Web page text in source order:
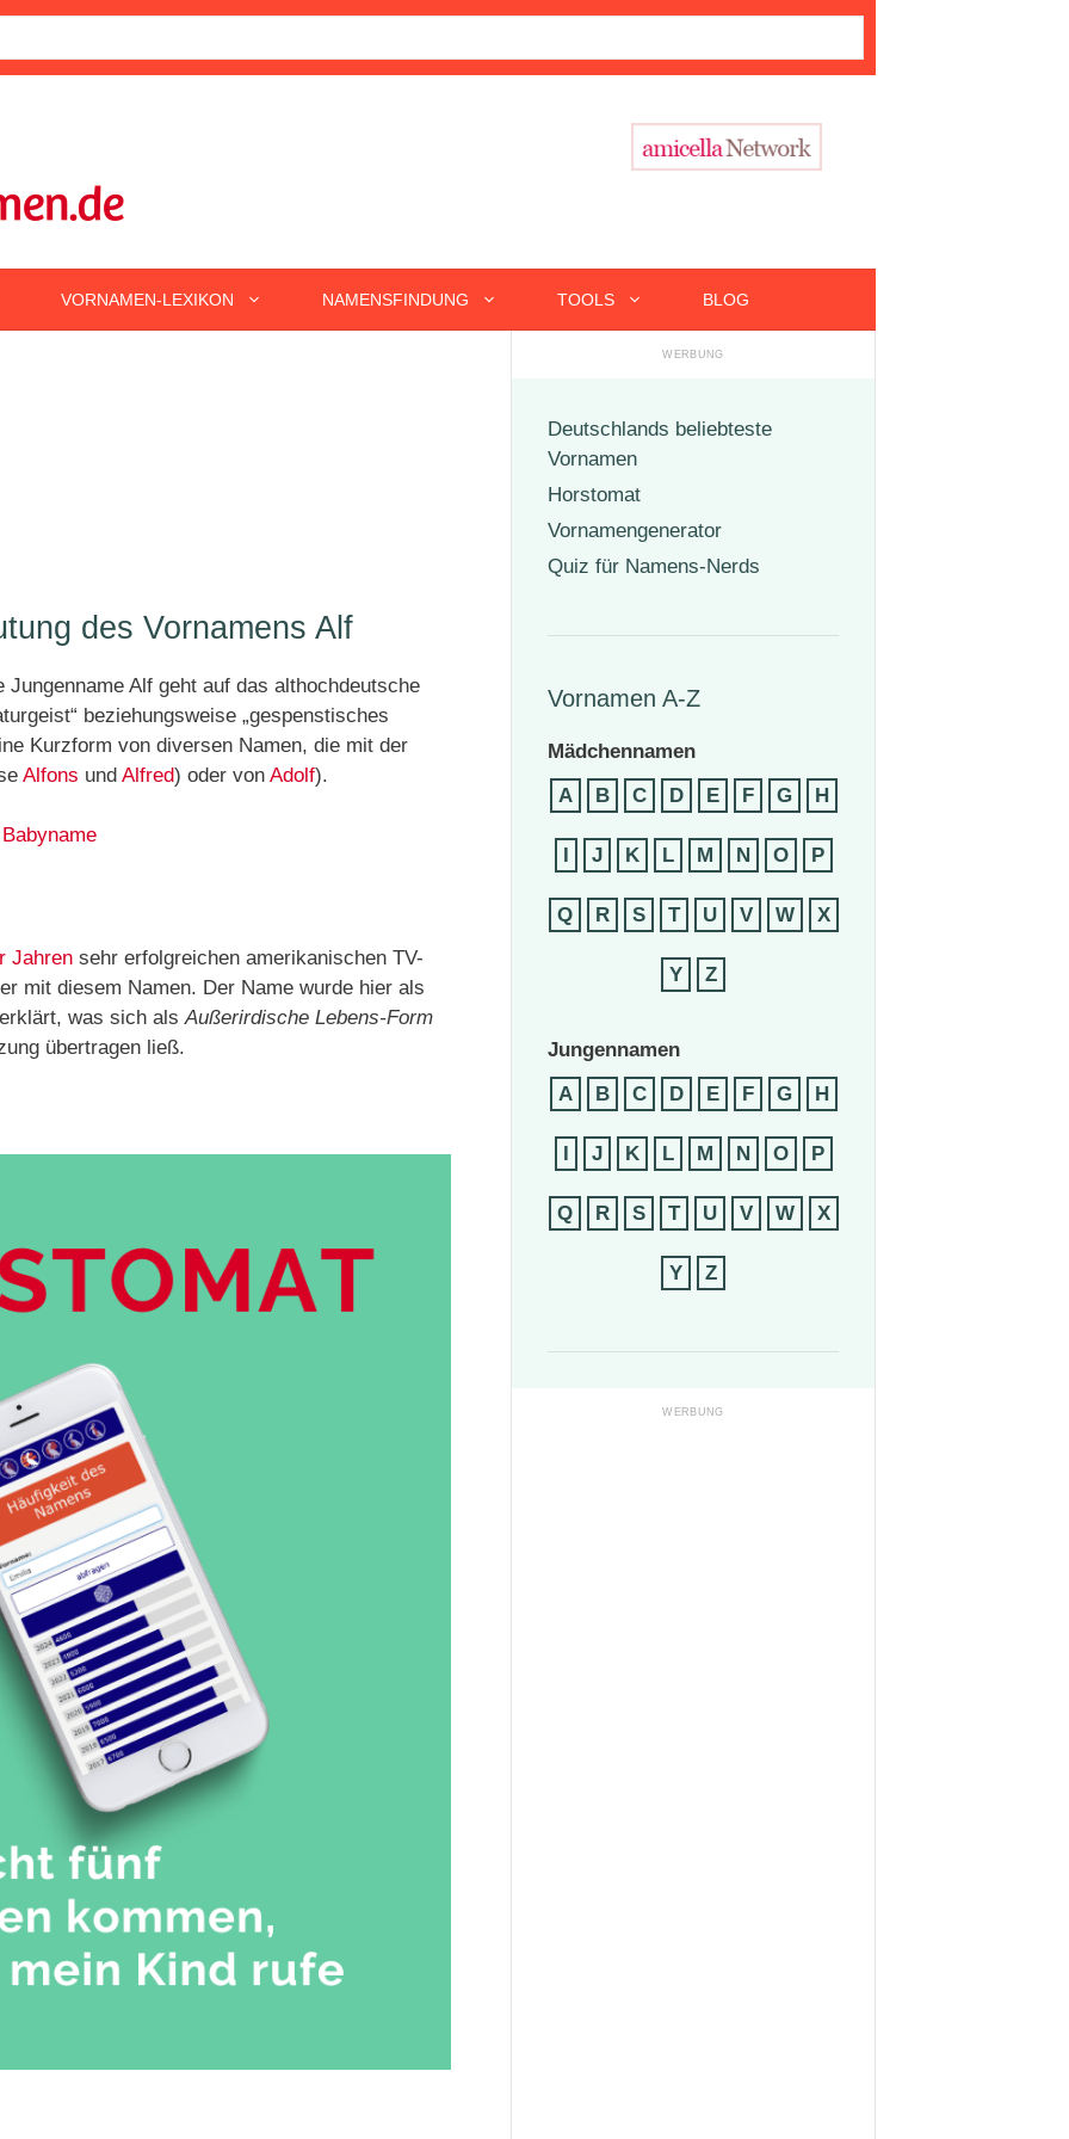
VORNAMEN-LEXIKON NAMENSFINDUNG TOOLS BLOG
des Vornamens Alf
Alf geht auf das althochdeutsche
beziehungsweise „gespenstisches
Kurzform von diversen Namen, die mit der
Alfons und Alfred) oder von Adolf).
Jahren sehr erfolgreichen amerikanischen TV-
mit diesem Namen. Der Name wurde hier als
erklärt, was sich als Außerirdische Lebens-Form
übertragen ließ.
Deutschlands beliebteste
Vornamen
Horstomat
Vornamengenerator
Quiz für Namens-Nerds
Vornamen A-Z
Mädchennamen
A
B C D E F G H
I J K L M N O P
Q R S T U V W X
Y Z
Jungennamen
A
B C D E F G H
I J K L M N O P
Q R S T U V W X
Y Z